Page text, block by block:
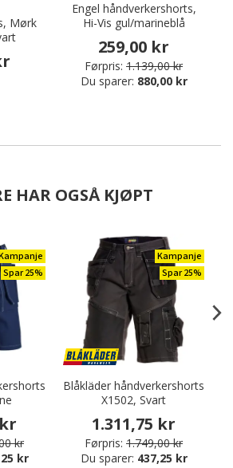
Mørk
Engel håndverkershorts,
Hi-Vis gul/marineblå
259,00 kr
Førpris: 1.139,00 kr
Du sparer: 880,00 kr
HAR OGSÅ KJØPT
Spar 25%
kr
kr
Kampanje
Spar 25%
Blåkläder håndverkershorts
X1502, Svart
1.311,75 kr
Førpris: 1.749,00 kr
Du sparer: 437,25 kr